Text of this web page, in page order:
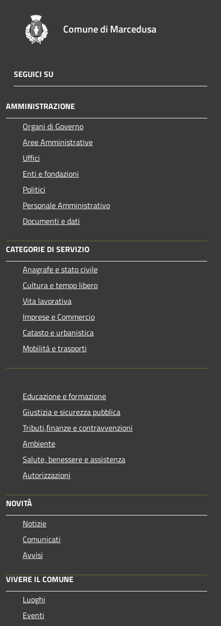
Comune di Marcedusa
SEGUICI SU
AMMINISTRAZIONE
Organi di Governo
Aree Amministrative
Uffici
Enti e fondazioni
Politici
Personale Amministrativo
Documenti e dati
CATEGORIE DI SERVIZIO
Anagrafe e stato civile
Cultura e tempo libero
Vita lavorativa
Imprese e Commercio
Catasto e urbanistica
Mobilità e trasporti
Educazione e formazione
Giustizia e sicurezza pubblica
Tributi,finanze e contravvenzioni
Ambiente
Salute, benessere e assistenza
Autorizzazioni
NOVITÀ
Notizie
Comunicati
Avvisi
VIVERE IL COMUNE
Luoghi
Eventi